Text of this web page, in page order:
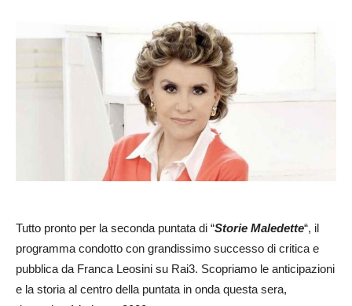
Tutto pronto per la seconda puntata di “Storie Maledette“, il
programma condotto con grandissimo successo di critica e
pubblica da Franca Leosini su Rai3. Scopriamo le anticipazioni
e la storia al centro della puntata in onda questa sera,